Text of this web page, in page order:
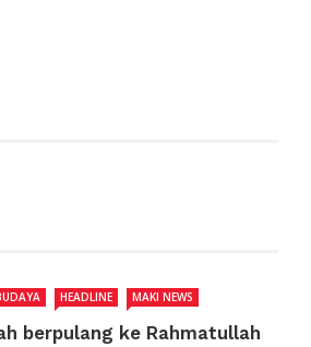
HEADLINE MAKI NEWS
berpulang ke Rahmatullah